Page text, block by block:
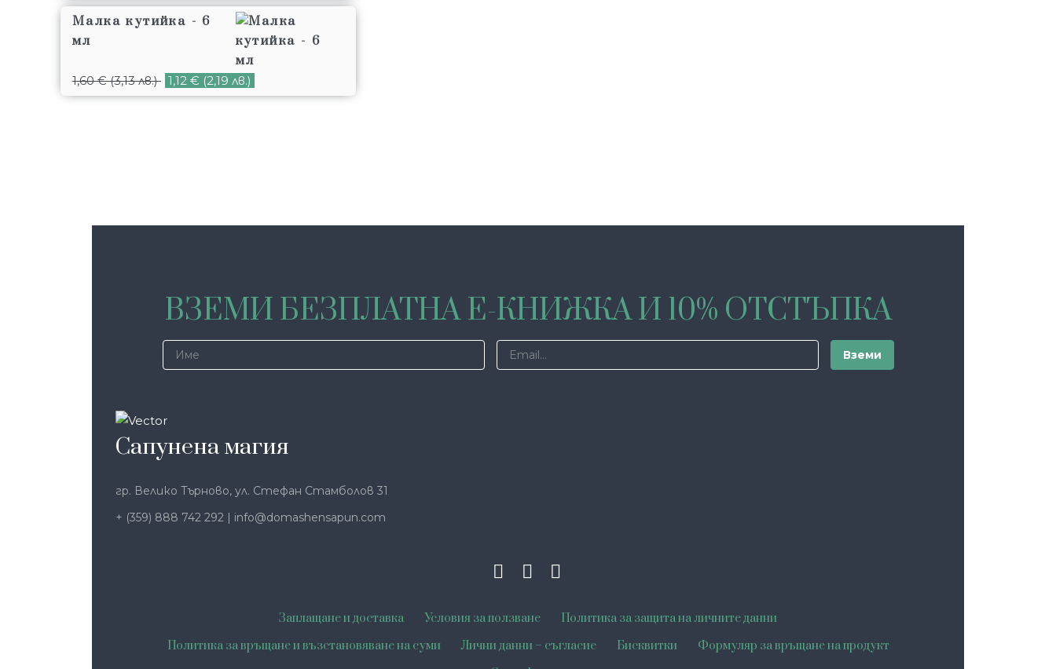
Малка кутийка - 6
мл
1,60€(3,13 лв.) 1,12 € (2,19 лв.)
ВЗЕМИ БЕЗПЛАТНА Е-КНИЖКА И 10% ОТСТЪПКА
Сапунена магия
гр. Велико Търново, ул. Стефан Стамболов 31
+ (359) 888 742 292 | info@domashensapun.com
Заплащане и доставка Условия за ползване
Политика за защита на личните данни
Политика за връщане и възстановяване на суми
Лични данни – съгласие Бисквитки
Формуляр за връщане на продукт